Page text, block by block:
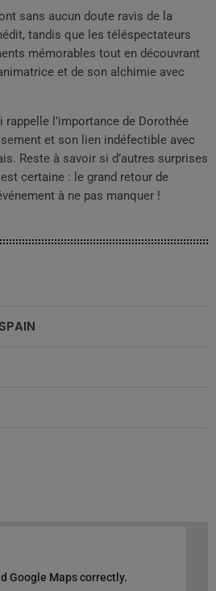
sans aucun doute ravis de la
tandis que les téléspectateurs
mémorables tout en découvrant
et de son alchimie avec
rappelle l’importance de Dorothée
et son lien indéfectible avec
Reste à savoir si d’autres surprises
certaine : le grand retour de
à ne pas manquer !
Google Maps correctly.
Google Maps correctly.